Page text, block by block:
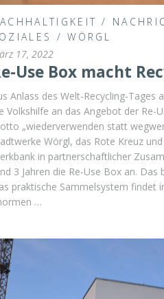
/
/WÖRGL
17, 2022
Use Box macht
Anlass des Welt-Recycling-Tages
Volkshilfe an das Angebot der Re-
„wiederverwenden statt
Wörgl, das Rote Kreuz
in partnerschaftlicher
3 Jahren die Re-Use Box an. Das
praktische Sammelsystem findet
…